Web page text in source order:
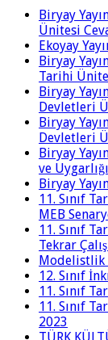
Biryay
Ünitesi
Ekoyay
Biryay
Tarihi
Biryay
Devletleri
Biryay
Devletleri
Biryay
ve
Biryay
11. Sınıf
MEB
11. Sınıf
Tekrar
Modelistlik
12. Sınıf
11. Sınıf
11. Sınıf
2023